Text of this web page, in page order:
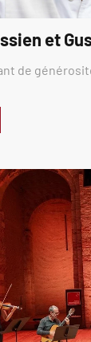
et
de